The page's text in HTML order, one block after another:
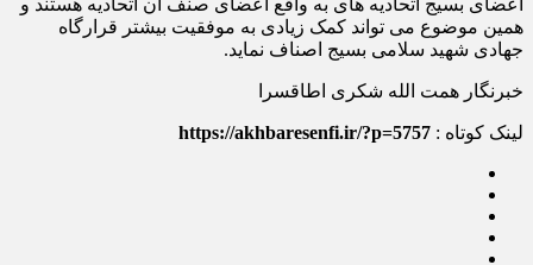
همین موضوع می تواند کمک زیادی به موفقیت بیشتر قرارگاه
جهادی شهید سلامی بسیج اصناف نماید.
خبرنگار همت الله شکری اطاقسرا
لینک کوتاه : https://akhbaresenfi.ir/?p=5757